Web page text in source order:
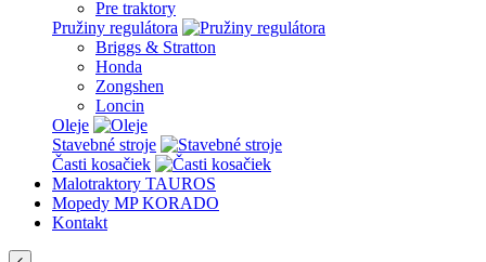
Pre traktory
Pružiny regulátora
Briggs & Stratton
Honda
Zongshen
Loncin
Oleje
Stavebné stroje
Časti kosačiek
Malotraktory TAUROS
Mopedy MP KORADO
Kontakt